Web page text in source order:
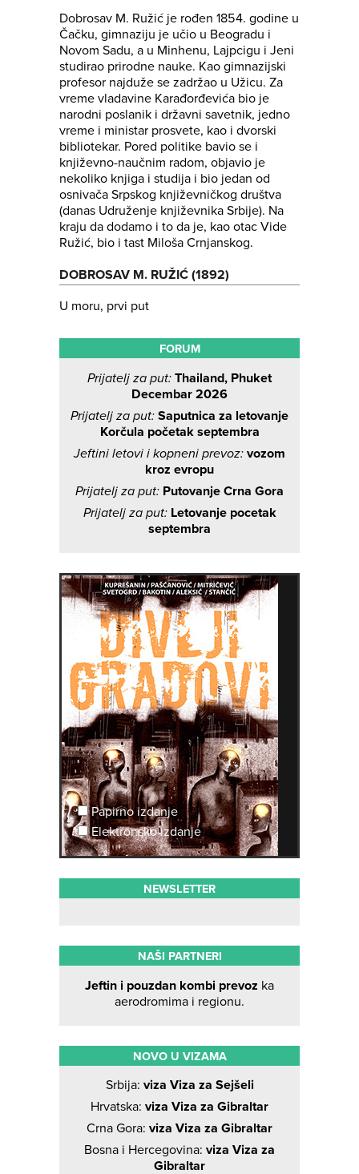
Dobrosav M. Ružić je rođen 1854. godine u
Čačku, gimnaziju je učio u Beogradu i
Novom Sadu, a u Minhenu, Lajpcigu i Jeni
studirao prirodne nauke. Kao gimnazijski
profesor najduže se zadržao u Užicu. Za
vreme vladavine Karađorđevića bio je
narodni poslanik i državni savetnik, jedno
vreme i ministar prosvete, kao i dvorski
bibliotekar. Pored politike bavio se i
književno-naučnim radom, objavio je
nekoliko knjiga i studija i bio jedan od
osnivača Srpskog književničkog društva
(danas Udruženje književnika Srbije). Na
kraju da dodamo i to da je, kao otac Vide
Ružić, bio i tast Miloša Crnjanskog.
DOBROSAV M. RUŽIĆ (1892)
U moru, prvi put
FORUM
Prijatelj za put: Thailand, Phuket
Decembar 2026
Prijatelj za put: Saputnica za letovanje
Korčula početak septembra
Jeftini letovi i kopneni prevoz: vozom
kroz evropu
Prijatelj za put: Putovanje Crna Gora
Prijatelj za put: Letovanje pocetak
septembra
Papirno izdanje
Elektronsko izdanje
NEWSLETTER
NAŠI PARTNERI
Jeftin i pouzdan kombi prevoz ka
aerodromima i regionu.
NOVO U VIZAMA
Srbija: viza Viza za Sejšeli
Hrvatska: viza Viza za Gibraltar
Crna Gora: viza Viza za Gibraltar
Bosna i Hercegovina: viza Viza za
Gibraltar